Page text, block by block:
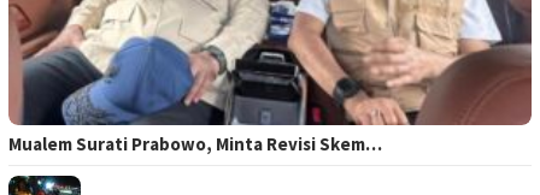
Mualem Surati Prabowo, Minta Revisi Skem…